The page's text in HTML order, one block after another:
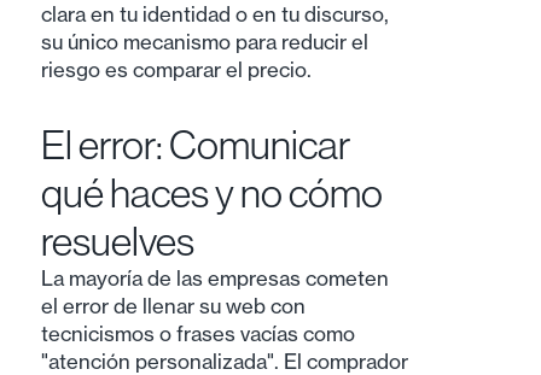
clara en tu identidad o en tu discurso,
su único mecanismo para reducir el
riesgo es comparar el precio.
El error: Comunicar
qué haces y no cómo
resuelves
La mayoría de las empresas cometen
el error de llenar su web con
tecnicismos o frases vacías como
"atención personalizada". El comprador